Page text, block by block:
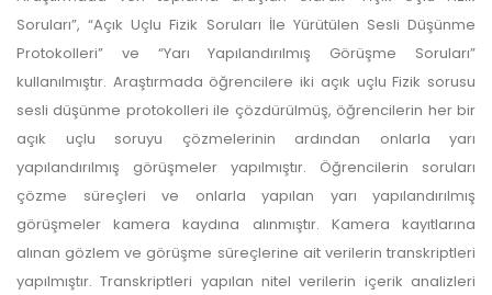
Soruları”, “Açık Uçlu Fizik Soruları İle Yürütülen Sesli Düşünme
Protokolleri” ve “Yarı Yapılandırılmış Görüşme Soruları”
kullanılmıştır. Araştırmada öğrencilere iki açık uçlu Fizik sorusu
sesli düşünme protokolleri ile çözdürülmüş, öğrencilerin her bir
açık uçlu soruyu çözmelerinin ardından onlarla yarı
yapılandırılmış görüşmeler yapılmıştır. Öğrencilerin soruları
çözme süreçleri ve onlarla yapılan yarı yapılandırılmış
görüşmeler kamera kaydına alınmıştır. Kamera kayıtlarına
alınan gözlem ve görüşme süreçlerine ait verilerin transkriptleri
yapılmıştır. Transkriptleri yapılan nitel verilerin içerik analizleri